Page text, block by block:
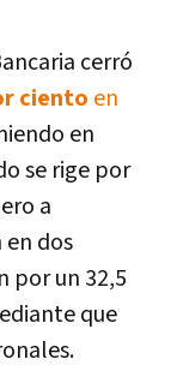
cerró
ciento en
en
se rige por
a
en dos
por un 32,5
que